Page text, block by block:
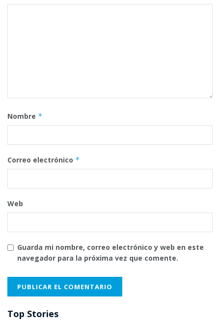
Nombre *
Correo electrónico *
Web
Guarda mi nombre, correo electrónico y web en este
navegador para la próxima vez que comente.
Top Stories